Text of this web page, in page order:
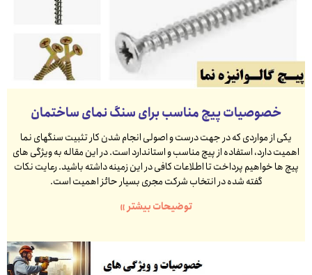
خصوصیات پیچ مناسب برای سنگ نمای ساختمان
یکی از مواردی که در جهت درست و اصولی انجام شدن کار تثبیت سنگهای نما
اهمیت دارد، استفاده از پیچ مناسب و استاندارد است. در این مقاله به ویژگی های
پیچ ها خواهیم پرداخت تا اطلاعات کافی در این زمینه داشته باشید. رعایت نکات
گفته شده در انتخاب شرکت مجری بسیار حائز اهمیت است.
توضیحات بیشتر »